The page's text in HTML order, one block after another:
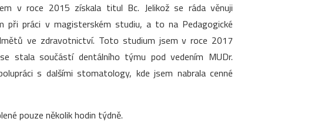
v roce 2015 získala titul Bc. Jelikož se ráda věnuji
při práci v magisterském studiu, a to na Pedagogické
ve zdravotnictví. Toto studium jsem v roce 2017
stala součástí dentálního týmu pod vedením MUDr.
s dalšími stomatology, kde jsem nabrala cenné
pouze několik hodin týdně.